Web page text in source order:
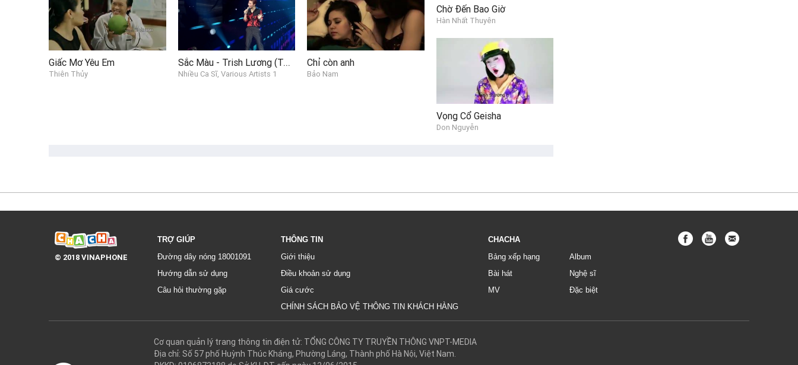
Giấc Mơ Yêu Em
Thiên Thủy
Sắc Màu - Trish Lương (Tôi Là Người Chiến Thắng - The Winner Is 3 - Live 06)
Nhiều Ca Sĩ, Various Artists 1
Chỉ còn anh
Bảo Nam
Chờ Đến Bao Giờ
Hàn Nhất Thuyên
Vọng Cổ Geisha
Don Nguyễn
© 2018 VINAPHONE
TRỢ GIÚP
Đường dây nóng 18001091
Hướng dẫn sử dụng
Câu hỏi thường gặp
THÔNG TIN
Giới thiệu
Điều khoản sử dụng
Giá cước
CHÍNH SÁCH BẢO VỆ THÔNG TIN KHÁCH HÀNG
CHACHA
Bảng xếp hạng
Bài hát
MV
Album
Nghệ sĩ
Đặc biệt
Cơ quan quản lý trang thông tin điện tử: TỔNG CÔNG TY TRUYỀN THÔNG VNPT-MEDIA
Địa chỉ: Số 57 phố Huỳnh Thúc Kháng, Phường Láng, Thành phố Hà Nội, Việt Nam.